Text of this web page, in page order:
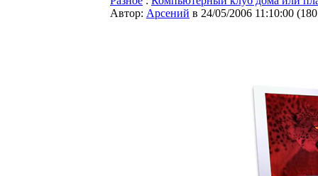
Автор: Арсений в 24/05/2006 11:10:00 (